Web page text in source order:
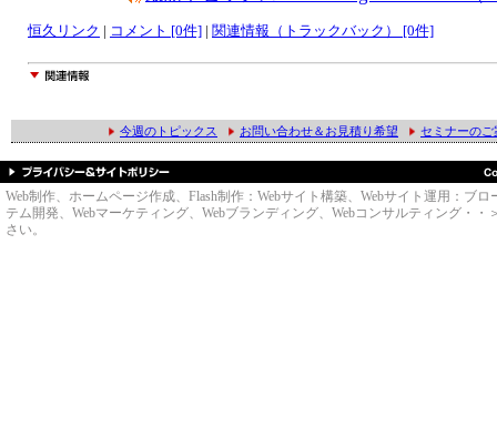
恒久リンク | コメント [0件] | 関連情報（トラックバック） [0件]
今週のトピックス お問い合わせ＆お見積り希望 セミナーのご
Web制作、ホームページ作成、Flash制作：Webサイト構築、Webサイト運用：ブ
テム開発、Webマーケティング、Webブランディング、Webコンサルティング・
さい。